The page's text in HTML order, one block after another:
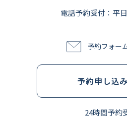
電話予約受付：平
予約フォー
予約申し込
24時間予約